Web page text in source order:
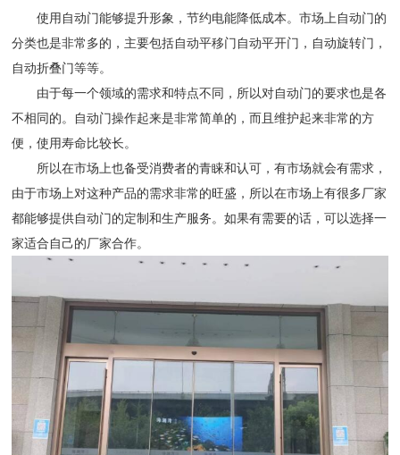
使用自动门能够提升形象，节约电能降低成本。市场上自动门的
分类也是非常多的，主要包括自动平移门自动平开门，自动旋转门，
自动折叠门等等。
由于每一个领域的需求和特点不同，所以对自动门的要求也是各
不相同的。自动门操作起来是非常简单的，而且维护起来非常的方
便，使用寿命比较长。
所以在市场上也备受消费者的青睐和认可，有市场就会有需求，
由于市场上对这种产品的需求非常的旺盛，所以在市场上有很多厂家
都能够提供自动门的定制和生产服务。如果有需要的话，可以选择一
家适合自己的厂家合作。